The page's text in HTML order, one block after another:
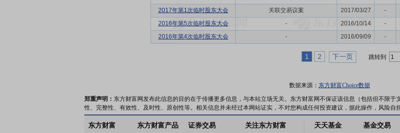
2017年第1次临时股东大会
关联交易议案 2017/03/27 -
2016年第5次临时股东大会
- 2016/10/14 -
2016年第4次临时股东大会
- 2016/09/09 -
1 2 下一页 跳转到
数据来源： 东方财富Choice数据
郑重声明： 东方财富网发布此信息的目的在于传播更多信息，与本站立场无关。东方财富网不保证该信息（包括但不限
性、完整性、有效性、及时性、原创性等。相关信息并未经过本网站证实，不对您构成任何投资建议，据此操作，风险自担
东方财富 东方财富产品 证券交易 关注东方财富 天天基金 基金交易